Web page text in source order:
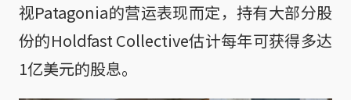
视Patagonia的营运表现而定，持有大部分股
份的Holdfast Collective估计每年可获得多达
1亿美元的股息。